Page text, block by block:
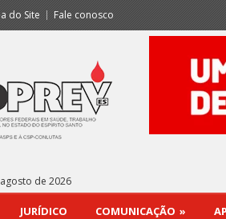
do Site Fale conosco
de 2026
JURÍDICO COMUNICAÇÃO »